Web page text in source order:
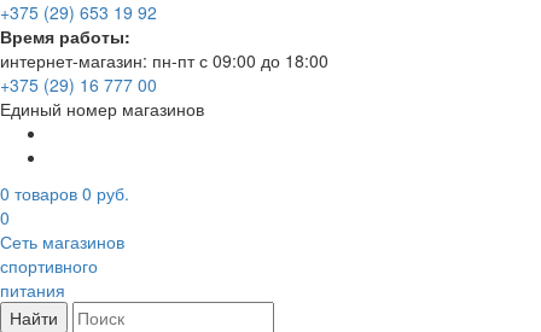
+375 (29) 653 19 92
Время работы:
интернет-магазин: пн-пт с 09:00 до 18:00
+375 (29) 16 777 00
Единый номер магазинов
0 товаров 0 руб.
0
Сеть магазинов
спортивного
питания
Найти